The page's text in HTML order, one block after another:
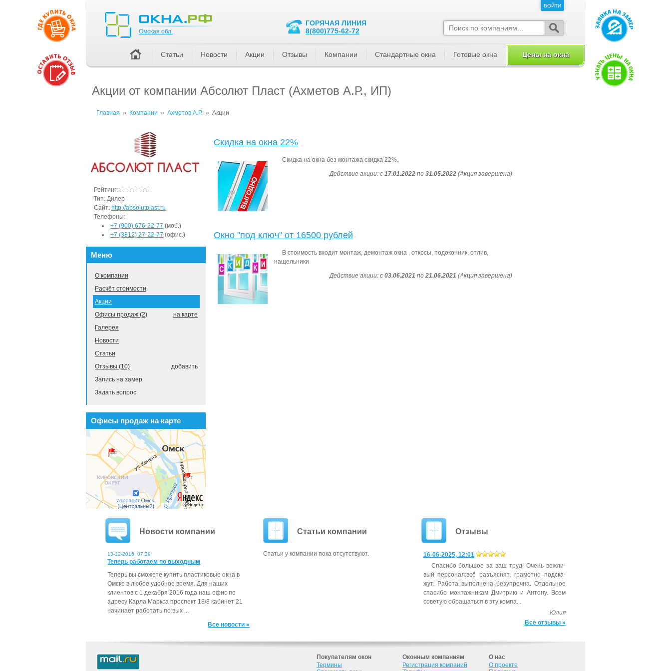
Акции от компании Абсолют Пласт (Ахметов А.Р., ИП)
Главная » Компании » Ахметов А.Р. » Акции
Скидка на окна 22%
Скидка на окна без монтажа скидка 22%.
Действие акции: с 17.01.2022 по 31.05.2022 (Акция завершена)
Окно "под ключ" от 16500 рублей
В стоимость входит монтаж, демонтаж окна , откосы, подоконник, отлив,
нащельники
Действие акции: с 03.06.2021 по 21.06.2021 (Акция завершена)
Рейтинг:
Тип: Дилер
Сайт: http://absolutplast.ru
Телефоны:
+7 (900) 676-22-77 (моб.)
+7 (3812) 27-22-77 (офис.)
Меню
О компании
Расчёт стоимости
Акции
на карте
Офисы продаж (2)
Галерея
Новости
Статьи
добавить
Отзывы (10)
Запись на замер
Задать вопрос
Офисы продаж на карте
Новости компании
13-12-2016, 07:29
Теперь работаем по выходным
Теперь вы сможете купить пластиковые окна в
Омске в любое удобное время. Для наших
клиентов с 1 декабря 2016 года наш офис по
адресу Карла Маркса проспект 18/8 кабинет 21
начинает работать по вых ...
Все новости »
Статьи компании
Статьи у компании пока отсутствуют.
Отзывы
16-06-2025, 12:01
Спа­сибо боль­шое за ваш труд! Очень веж­ли­
вый пер­со­нал:всё разъ­яс­нят, гра­мот­но подс­ка­
жут. Ра­бота вы­пол­не­на бе­зуп­речна. От­дель­ное
спа­сибо мон­тажни­кам Дмит­рию и Ан­то­ну. Всем
со­ветую об­ра­щать­ся в эту ком­па...
Юлия
Все отзывы »
ВОЙТИ
Омская обл.
ГОРЯЧАЯ ЛИНИЯ
8(800)775-62-72
Статьи Новости Акции Отзывы Компании Стандартные окна Готовые окна Цены на окна
ВОЙТИ
Покупателям окон Оконным компаниям
О нас
Термины
Регистрация компаний
О проекте